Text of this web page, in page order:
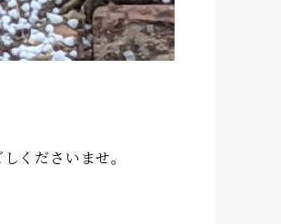
くださいませ。